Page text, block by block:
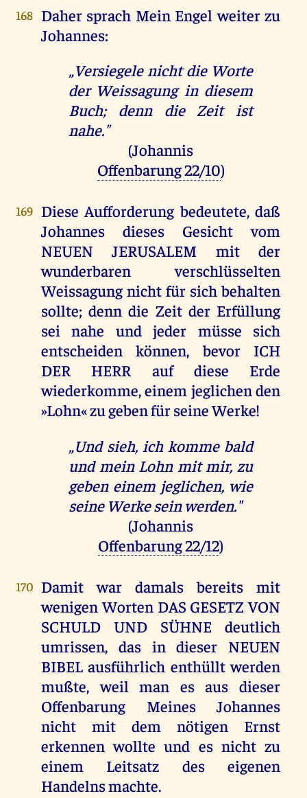
168 Daher sprach Mein Engel weiter zu
Johannes:
„Versiegele nicht die Worte
der Weissagung in diesem
Buch; denn die Zeit ist
nahe."
(Johannis
Offenbarung 22/10)
169 Diese Aufforderung bedeutete, daß
Johannes dieses Gesicht vom
NEUEN JERUSALEM mit der
wunderbaren verschlüsselten
Weissagung nicht für sich behalten
sollte; denn die Zeit der Erfüllung
sei nahe und jeder müsse sich
entscheiden können, bevor ICH
DER HERR auf diese Erde
wiederkomme, einem jeglichen den
»Lohn« zu geben für seine Werke!
„Und sieh, ich komme bald
und mein Lohn mit mir, zu
geben einem jeglichen, wie
seine Werke sein werden."
(Johannis
Offenbarung 22/12)
170 Damit war damals bereits mit
wenigen Worten DAS GESETZ VON
SCHULD UND SÜHNE deutlich
umrissen, das in dieser NEUEN
BIBEL ausführlich enthüllt werden
mußte, weil man es aus dieser
Offenbarung Meines Johannes
nicht mit dem nötigen Ernst
erkennen wollte und es nicht zu
einem Leitsatz des eigenen
Handelns machte.